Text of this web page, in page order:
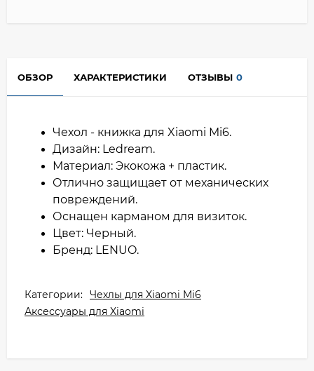
ОБЗОР ХАРАКТЕРИСТИКИ ОТЗЫВЫ 0
Чехол - книжка для Xiaomi Mi6.
Дизайн: Ledream.
Материал: Экокожа + пластик.
Отлично защищает от механических
повреждений.
Оснащен карманом для визиток.
Цвет: Черный.
Бренд: LENUO.
Категории: Чехлы для Xiaomi Mi6
Аксессуары для Xiaomi